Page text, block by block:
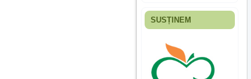
Fiica mea s-a nascut
ani, privind in urma
realizez cat de multe
greseli am facut in
educatia si cresterea
SUSȚINEM